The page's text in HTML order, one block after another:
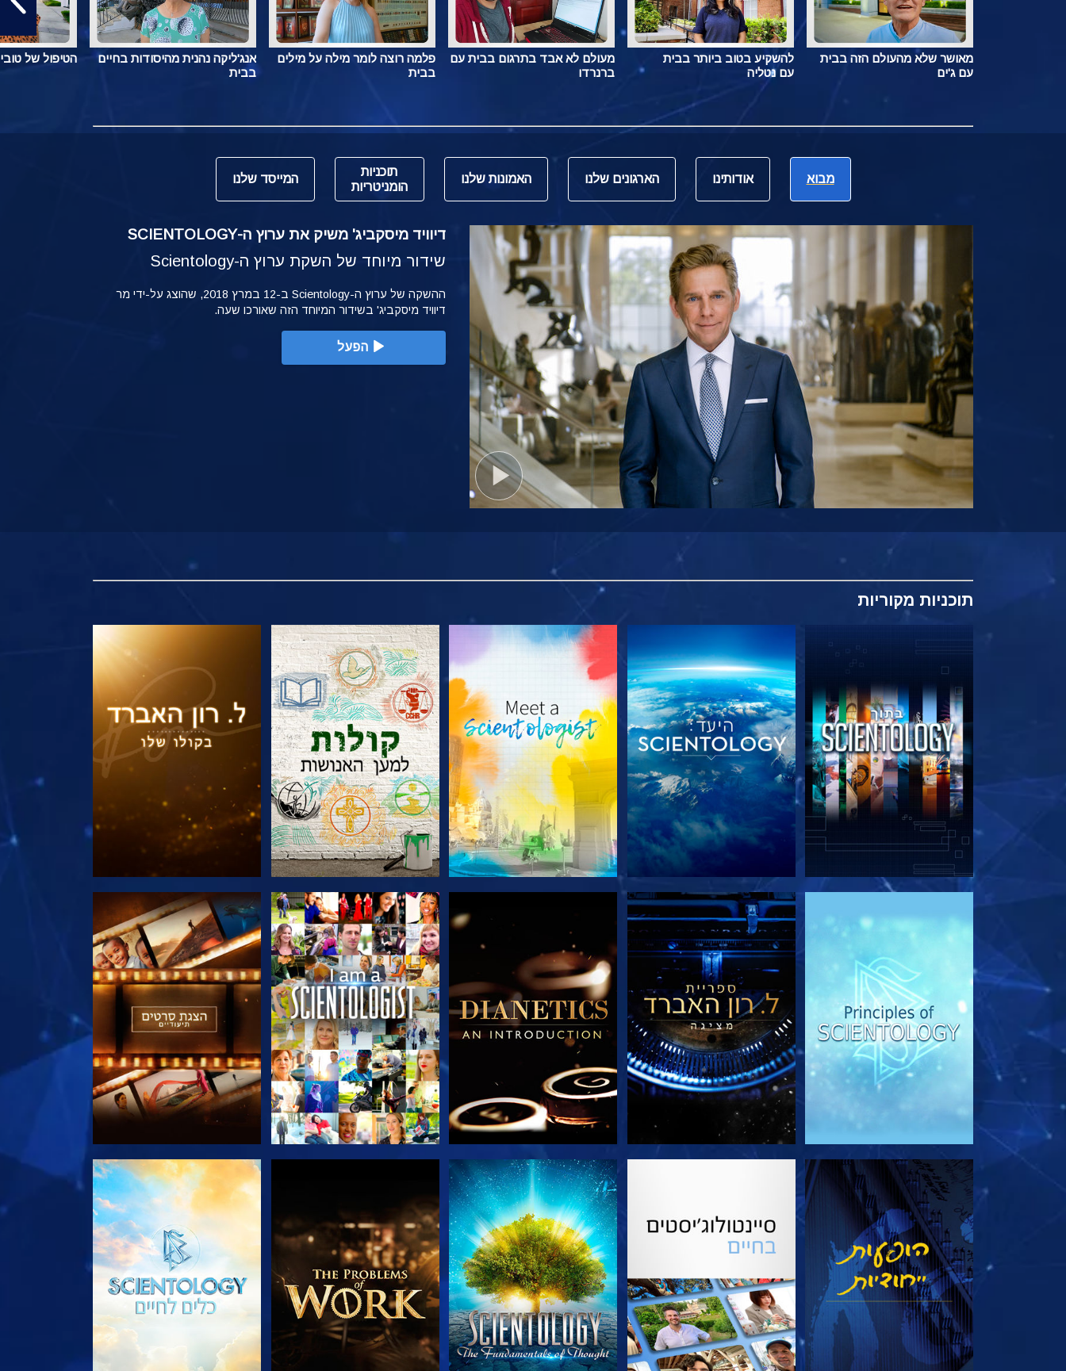
מאושר שלא מהעולם הזה בבית
עם ג'ים
להשקיע בטוב ביותר בבית
עם נטליה
מעולם לא אבד בתרגום בבית עם
ברנרדו
פלמה רוצה לומר מילה על מילים
בבית
אנג'ליקה נהנית מהיסודות בחיים
בבית
הטיפול של
מבוא אודותינו הארגונים שלנו האמונות שלנו
תוכניות
הומניטריות
המייסד שלנו
דיוויד מיסקביג' משיק את ערוץ ה-SCIENTOLOGY
שידור מיוחד של השקת ערוץ ה-Scientology
ההשקה של ערוץ ה-Scientology ב-12 במרץ 2018, שהוצג על-ידי מר
דיוויד מיסקביג' בשידור המיוחד הזה שאורכו שעה.
הפעל
תוכניות מקוריות
בדוק את הסדרה בדוק את הסדרה בדוק את הסדרה בדוק את הסדרה בדוק את הסדרה
צפה בדוק את הסדרה